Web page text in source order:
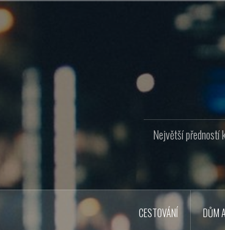
Přejít
obsahu
Největší předností
CESTOVÁNÍ DŮM